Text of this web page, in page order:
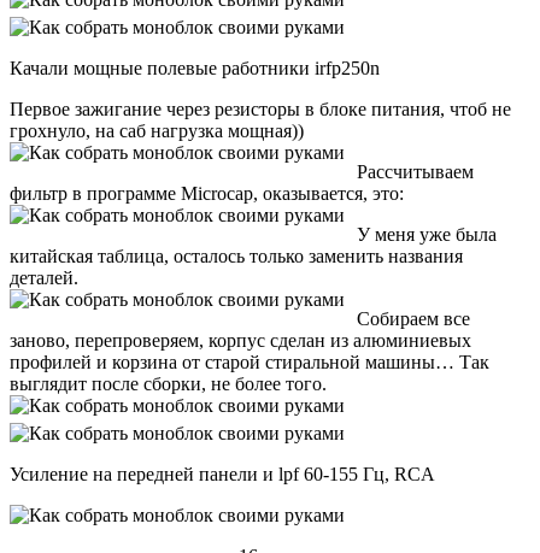
Качали мощные полевые работники irfp250n
Первое зажигание через резисторы в блоке питания, чтоб не
грохнуло, на саб нагрузка мощная))
Рассчитываем
фильтр в программе Microcap, оказывается, это:
У меня уже была
китайская таблица, осталось только заменить названия
деталей.
Собираем все
заново, перепроверяем, корпус сделан из алюминиевых
профилей и корзина от старой стиральной машины… Так
выглядит после сборки, не более того.
Усиление на передней панели и lpf 60-155 Гц, RCA